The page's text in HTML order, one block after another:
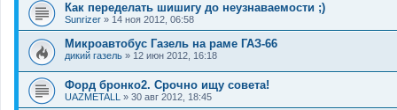
Как переделать шишигу до неузнаваемости ;)
Sunrizer » 14 ноя 2012, 06:58
Микроавтобус Газель на раме ГАЗ-66
дикий газель » 12 июн 2012, 16:18
Форд бронко2. Срочно ищу совета!
UAZMETALL » 30 авг 2012, 18:45